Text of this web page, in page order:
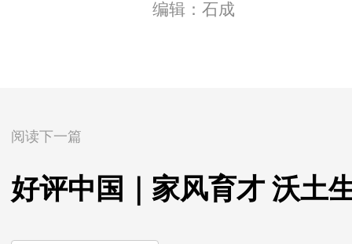
编辑：石成
阅读下一篇
好评中国｜家风育才 沃土